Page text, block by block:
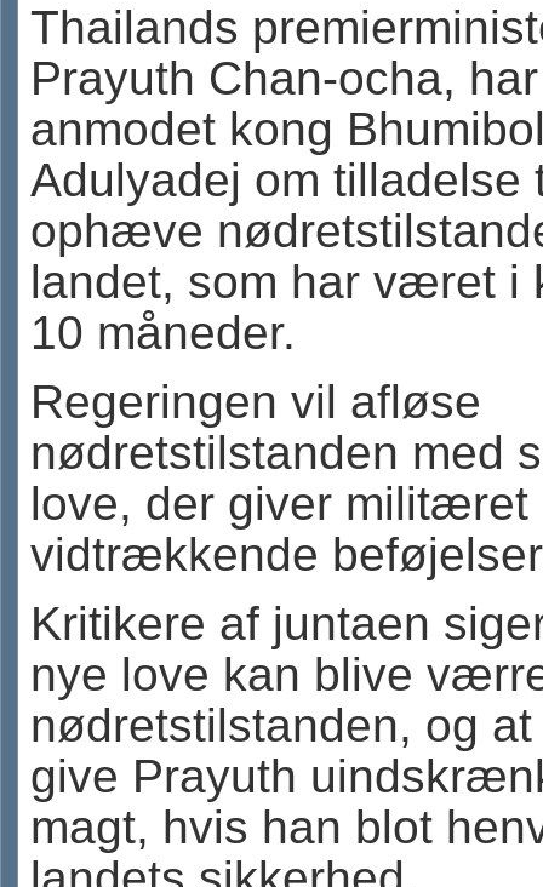
Thailands
Prayuth Chan-ocha, har
anmodet kong
Adulyadej om tilladelse
ophæve
landet, som har været i
10 måneder.
Regeringen vil afløse
nødretstilstanden med
love, der giver militæret
vidtrækkende
Kritikere af juntaen
nye love kan blive
nødretstilstanden, og
give Prayuth
magt, hvis han blot